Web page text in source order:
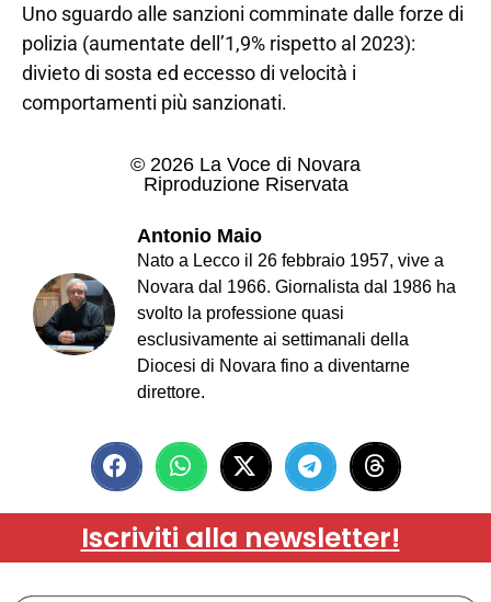
Uno sguardo alle sanzioni comminate dalle forze di
polizia (aumentate dell’1,9% rispetto al 2023):
divieto di sosta ed eccesso di velocità i
comportamenti più sanzionati.
© 2026 La Voce di Novara
Riproduzione Riservata
Antonio Maio
Nato a Lecco il 26 febbraio 1957, vive a
Novara dal 1966. Giornalista dal 1986 ha
svolto la professione quasi
esclusivamente ai settimanali della
Diocesi di Novara fino a diventarne
direttore.
Iscriviti alla newsletter!